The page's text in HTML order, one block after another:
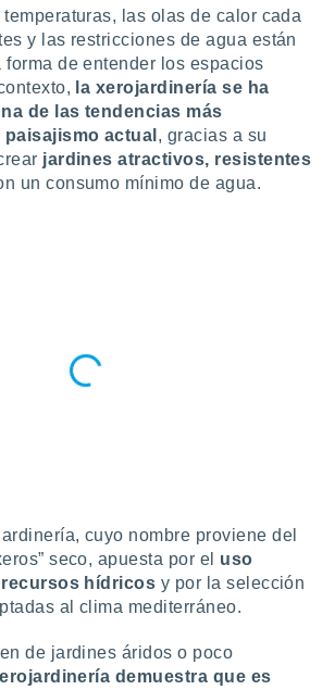
las olas de calor cada
y las restricciones de agua están
forma de entender los espacios
la xerojardinería se ha
de las tendencias más
actual , gracias a su
jardines atractivos, resistentes
un consumo mínimo de agua.
cuyo nombre proviene del
seco, apuesta por el uso
hídricos y por la selección
al clima mediterráneo.
de jardines áridos o poco
demuestra que es